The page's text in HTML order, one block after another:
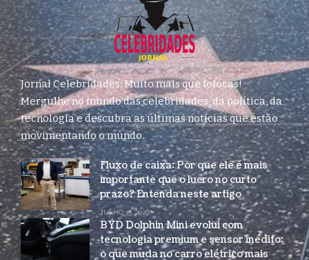
Jornal Celebridades: Muito mais que fofocas!
Mergulhe no mundo das celebridades, da política, da
tecnologia e descubra as últimas notícias que estão
movimentando o mundo.
Fluxo de caixa: Por que ele é mais
importante que o lucro no curto
prazo? Entenda neste artigo
JULHO 15, 2026
BYD Dolphin Mini evolui com
tecnologia premium e sensor inédito:
o que muda no carro elétrico mais